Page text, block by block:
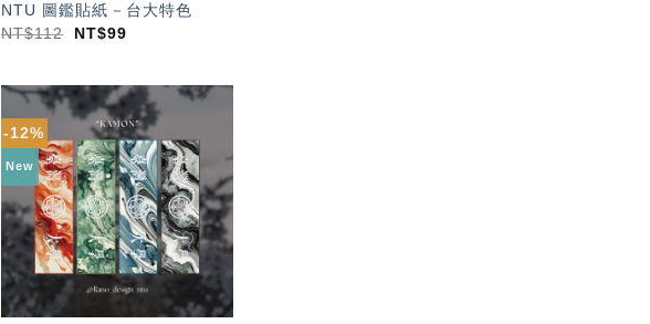
NTU 圖鑑貼紙－台大特色
NT$112 NT$99
-12%
New
加入
「願
望輕
單」